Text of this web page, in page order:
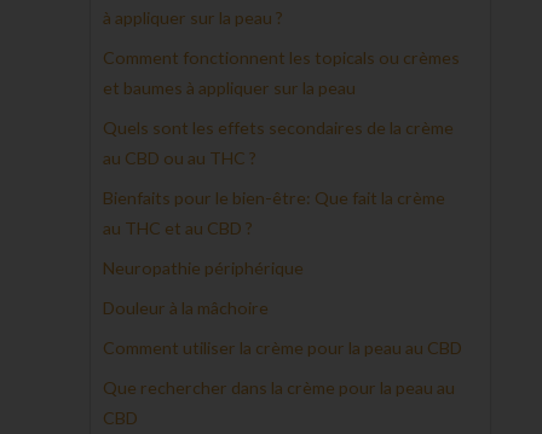
à appliquer sur la peau ?
Comment fonctionnent les topicals ou crèmes
et baumes à appliquer sur la peau
Quels sont les effets secondaires de la crème
au CBD ou au THC ?
Bienfaits pour le bien-être: Que fait la crème
au THC et au CBD ?
Neuropathie périphérique
Douleur à la mâchoire
Comment utiliser la crème pour la peau au CBD
Que rechercher dans la crème pour la peau au
CBD